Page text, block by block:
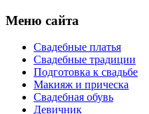
Меню сайта
Свадебные платья
Свадебные традиции
Подготовка к свадьбе
Макияж и прическа
Свадебная обувь
Девичник